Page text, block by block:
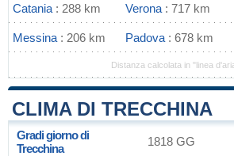
Catania : 288 km Verona : 717 km
Messina : 206 km Padova : 678 km
Distanza calcolata in "linea
CLIMA DI TRECCHINA
Gradi giorno di
Trecchina
1818 GG